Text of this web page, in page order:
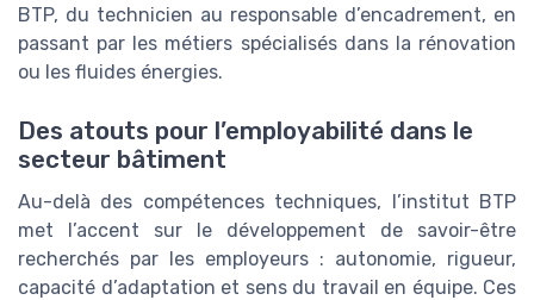
BTP, du technicien au responsable d’encadrement, en
passant par les métiers spécialisés dans la rénovation
ou les fluides énergies.
Des atouts pour l’employabilité dans le
secteur bâtiment
Au-delà des compétences techniques, l’institut BTP
met l’accent sur le développement de savoir-être
recherchés par les employeurs : autonomie, rigueur,
capacité d’adaptation et sens du travail en équipe. Ces